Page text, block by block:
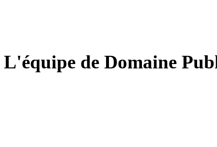
L'équipe de Domaine